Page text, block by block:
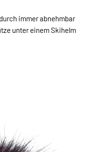
immer abnehmbar
unter einem Skihelm